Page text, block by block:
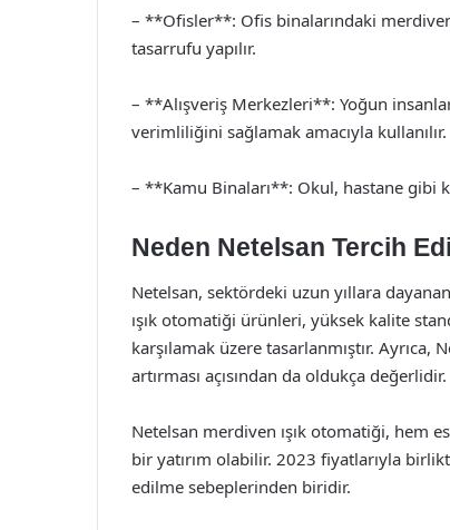
– **Ofisler**: Ofis binalarındaki
tasarrufu yapılır.
– **Alışveriş Merkezleri**: Yoğun
verimliliğini sağlamak amacıyla kullanılır.
– **Kamu Binaları**: Okul, hastane gibi
Neden Netelsan Tercih
Netelsan, sektördeki uzun yıllara
ışık otomatiği ürünleri, yüksek kalite
karşılamak üzere tasarlanmıştır.
artırması açısından da oldukça değerlidir.
Netelsan merdiven ışık otomatiği, hem
bir yatırım olabilir. 2023 fiyatlarıyla
edilme sebeplerinden biridir.